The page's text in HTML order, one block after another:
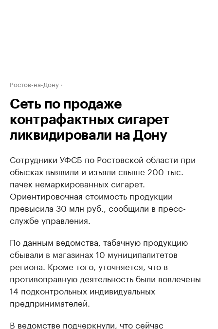
Ростов-на-Дону
Сеть по продаже
контрафактных сигарет
ликвидировали на Дону
Сотрудники УФСБ по Ростовской области при
обысках выявили и изъяли свыше 200 тыс.
пачек немаркированных сигарет.
Ориентировочная стоимость продукции
превысила 30 млн руб., сообщили в пресс-
службе управления.
По данным ведомства, табачную продукцию
сбывали в магазинах 10 муниципалитетов
региона. Кроме того, уточняется, что в
противоправную деятельность были вовлечены
14 подконтрольных индивидуальных
предпринимателей.
В ведомстве подчеркнули, что сейчас